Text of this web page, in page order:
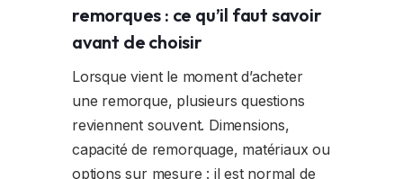
remorques : ce qu’il faut savoir
avant de choisir
Lorsque vient le moment d’acheter
une remorque, plusieurs questions
reviennent souvent. Dimensions,
capacité de remorquage, matériaux ou
options sur mesure : il est normal de